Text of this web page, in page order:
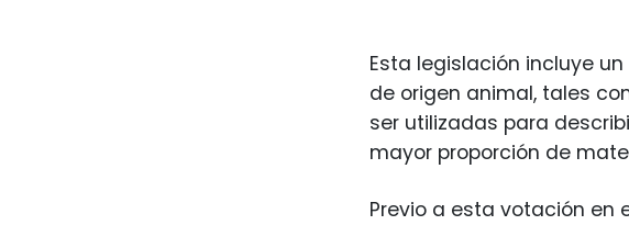
Esta legislación incluye
de origen animal, tales
ser utilizadas para
mayor proporción de
Previo a esta votación en